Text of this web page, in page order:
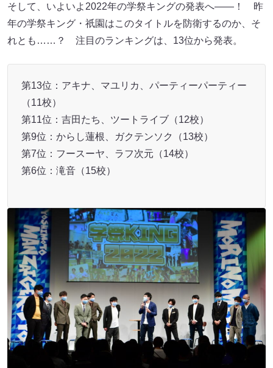
そして、いよいよ2022年の学祭キングの発表へ――！ 昨
年の学祭キング・祇園はこのタイトルを防衛するのか、そ
れとも……？ 注目のランキングは、13位から発表。
第13位：アキナ、マユリカ、パーティーパーティー
（11校）
第11位：吉田たち、ツートライブ（12校）
第9位：からし蓮根、ガクテンソク（13校）
第7位：フースーヤ、ラフ次元（14校）
第6位：滝音（15校）